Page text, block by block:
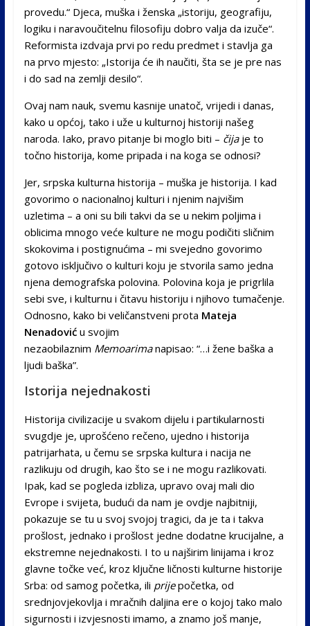
provedu.“ Djeca, muška i ženska „istoriju, geografiju,
logiku i naravoučitelnu filosofiju dobro valja da izuče“.
Reformista izdvaja prvi po redu predmet i stavlja ga
na prvo mjesto: „Istorija će ih naučiti, šta se je pre nas
i do sad na zemlji desilo“.
Ovaj nam nauk, svemu kasnije unatoč, vrijedi i danas,
kako u općoj, tako i uže u kulturnoj historiji našeg
naroda. Iako, pravo pitanje bi moglo biti – čijaje to
točno historija, kome pripada i na koga se odnosi?
Jer, srpska kulturna historija – muška je historija. I kad
govorimo o nacionalnoj kulturi i njenim najvišim
uzletima – a oni su bili takvi da se u nekim poljima i
oblicima mnogo veće kulture ne mogu podičiti sličnim
skokovima i postignućima – mi svejedno govorimo
gotovo isključivo o kulturi koju je stvorila samo jedna
njena demografska polovina. Polovina koja je prigrlila
sebi sve, i kulturnu i čitavu historiju i njihovo tumačenje.
Odnosno, kako bi veličanstveni prota Mateja
Nenadoviću svojim
nezaobilaznim Memoarimanapisao: “…i žene baška a
ljudi baška”.
Istorija nejednakosti
Historija civilizacije u svakom dijelu i partikularnosti
svugdje je, uprošćeno rečeno, ujedno i historija
patrijarhata, u čemu se srpska kultura i nacija ne
razlikuju od drugih, kao što se i ne mogu razlikovati.
Ipak, kad se pogleda izbliza, upravo ovaj mali dio
Evrope i svijeta, budući da nam je ovdje najbitniji,
pokazuje se tu u svoj svojoj tragici, da je ta i takva
prošlost, jednako i prošlost jedne dodatne krucijalne, a
ekstremne nejednakosti. I to u najširim linijama i kroz
glavne točke već, kroz ključne ličnosti kulturne historije
Srba: od samog početka, ili prijepočetka, od
srednjovjekovlja i mračnih daljina ere o kojoj tako malo
sigurnosti i izvjesnosti imamo, a znamo još manje,